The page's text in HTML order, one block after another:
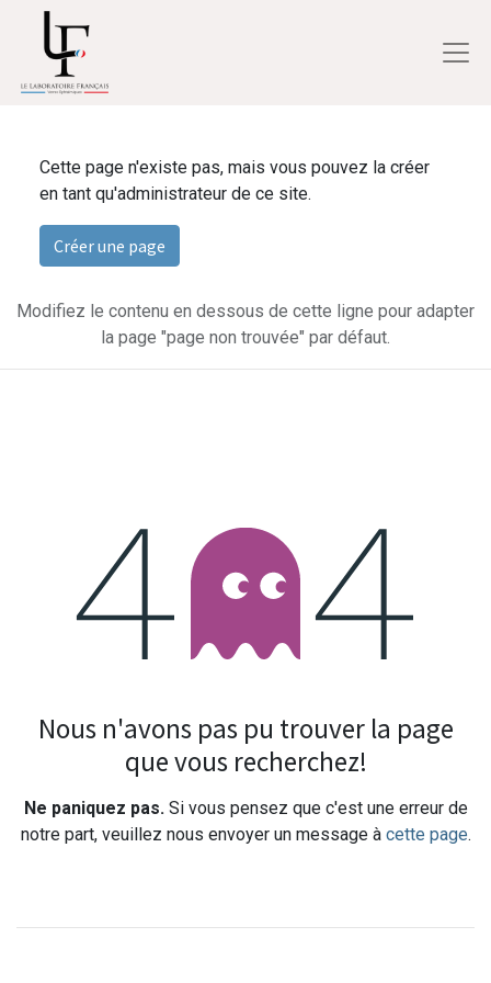
Cette page n'existe pas, mais vous pouvez la créer
en tant qu'administrateur de ce site.
Créer une page
Modifiez le contenu en dessous de cette ligne pour adapter
la page "page non trouvée" par défaut.
Erreur 404
Nous n'avons pas pu trouver la page
que vous recherchez!
Ne paniquez pas.Si vous pensez que c'est une erreur de
notre part, veuillez nous envoyer un message à cette page.